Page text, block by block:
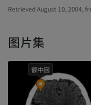
Retrieved August 10, 2004,
图片集